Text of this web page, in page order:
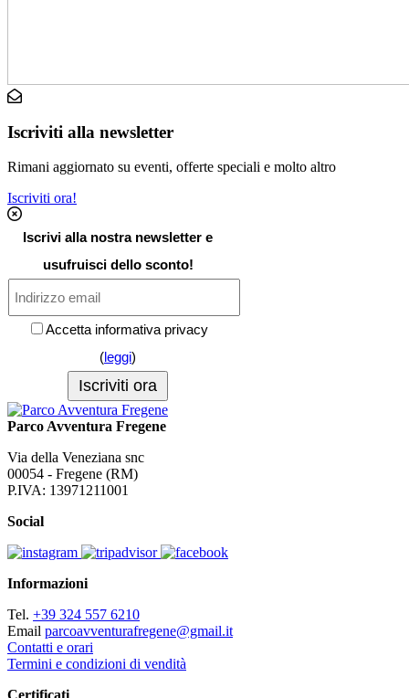
Iscriviti alla newsletter
Rimani aggiornato su eventi, offerte speciali e molto altro
Iscriviti ora!
Iscrivi alla nostra newsletter e
usufruisci dello sconto!
Accetta informativa privacy
(leggi)
Parco Avventura Fregene
Via della Veneziana snc
00054 - Fregene (RM)
P.IVA: 13971211001
Social
Informazioni
Tel. +39 324 557 6210
Email parcoavventurafregene@gmail.it
Contatti e orari
Termini e condizioni di vendità